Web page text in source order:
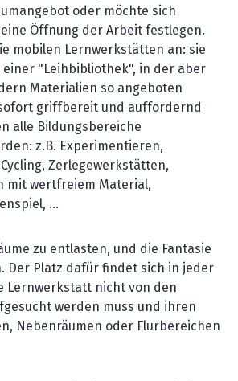
oder möchte sich
Öffnung der Arbeit festlegen.
mobilen Lernwerkstätten an: sie
"Leihbibliothek", in der aber
Materialien so angeboten
griffbereit und auffordernd
alle Bildungsbereiche
z.B. Experimentieren,
Zerlegewerkstätten,
mit wertfreiem Material,
...
zu entlasten, und die Fantasie
Der Platz dafür findet sich in jeder
Lernwerkstatt nicht von den
werden muss und ihren
Nebenräumen oder Flurbereichen